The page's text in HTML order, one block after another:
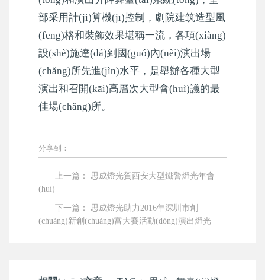
部采用計(jì)算機(jī)控制，劇院建筑造型風
(fēng)格和裝飾效果堪稱一流，各項(xiàng)
設(shè)施達(dá)到國(guó)內(nèi)演出場
(chǎng)所先進(jìn)水平，是舉辦各種大型
演出和召開(kāi)高層次大型會(huì)議的最
佳場(chǎng)所。
分享到：
上一篇： 思成燈光賀西安大型鐵警燈光年會
(huì)
下一篇： 思成燈光助力2016年深圳市創
(chuàng)新創(chuàng)富大賽活動(dòng)演出燈光